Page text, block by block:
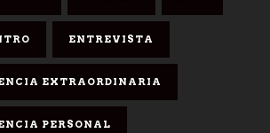
ENTREVISTA
EXTRAORDINARIA
PERSONAL